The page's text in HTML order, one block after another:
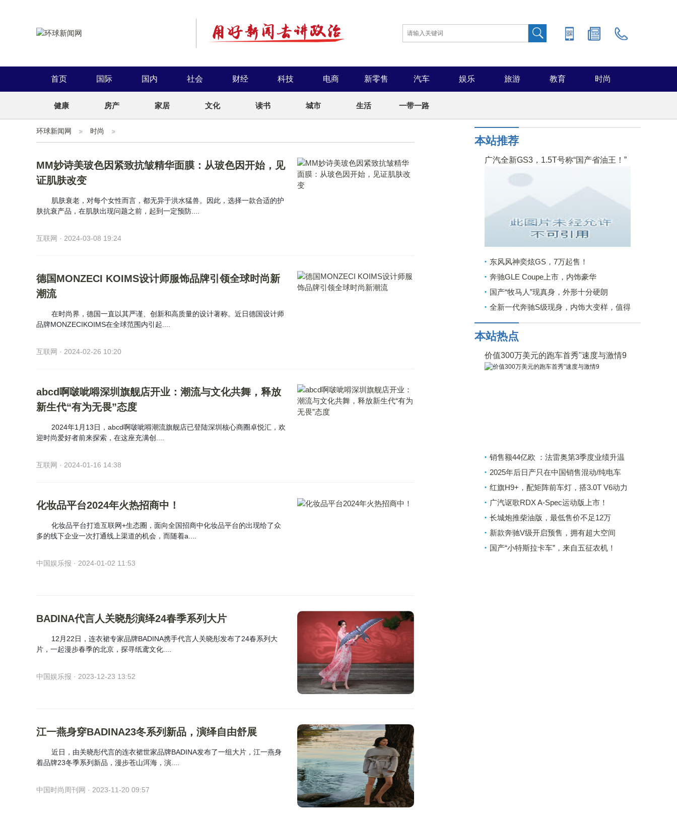
首页 国际 国内 社会 财经 科技 电商 新零售 汽车 娱乐 旅游 教育 时尚
健康 房产 家居 文化 读书 城市 生活 一带一路
环球新闻网 时尚
MM妙诗美玻色因紧致抗皱精华面膜：从玻色因开始，见
证肌肤改变
肌肤衰老，对每个女性而言，都无异于洪水猛兽。因此，选择一款合适的护
肤抗衰产品，在肌肤出现问题之前，起到一定预防....
互联网 · 2024-03-08 19:24
德国MONZECI KOIMS设计师服饰品牌引领全球时尚新
潮流
在时尚界，德国一直以其严谨、创新和高质量的设计著称。近日德国设计师
品牌MONZECIKOIMS在全球范围内引起....
互联网 · 2024-02-26 10:20
abcd啊啵呲嘚深圳旗舰店开业：潮流与文化共舞，释放
新生代“有为无畏”态度
2024年1月13日，abcd啊啵呲嘚潮流旗舰店已登陆深圳核心商圈卓悦汇，欢
迎时尚爱好者前来探索，在这座充满创....
互联网 · 2024-01-16 14:38
化妆品平台2024年火热招商中！
化妆品平台打造互联网+生态圈，面向全国招商中化妆品平台的出现给了众
多的线下企业一次打通线上渠道的机会，而随着a....
中国娱乐报 · 2024-01-02 11:53
BADINA代言人关晓彤演绎24春季系列大片
12月22日，连衣裙专家品牌BADINA携手代言人关晓彤发布了24春系列大
片，一起漫步春季的北京，探寻纸鸢文化....
中国娱乐报 · 2023-12-23 13:52
江一燕身穿BADINA23冬系列新品，演绎自由舒展
近日，由关晓彤代言的连衣裙世家品牌BADINA发布了一组大片，江一燕身
着品牌23冬季系列新品，漫步苍山洱海，演....
中国时尚周刊网 · 2023-11-20 09:57
本站推荐
广汽全新GS3，1.5T号称“国产省油王！”
东风风神奕炫GS，7万起售！
奔驰GLE Coupe上市，内饰豪华
国产“牧马人”现真身，外形十分硬朗
全新一代奔驰S级现身，内饰大变样，值得
本站热点
价值300万美元的跑车首秀"速度与激情9
销售额44亿欧 ：法雷奥第3季度业绩升温
2025年后日产只在中国销售混动/纯电车
红旗H9+，配矩阵前车灯，搭3.0T V6动力
广汽讴歌RDX A-Spec运动版上市！
长城炮推柴油版，最低售价不足12万
新款奔驰V级开启预售，拥有超大空间
国产“小特斯拉卡车”，来自五征农机！